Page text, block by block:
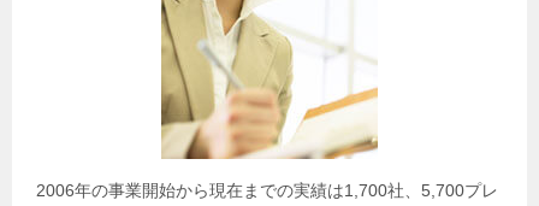
2006年の事業開始から現在までの実績は1,700社、5,700プレ